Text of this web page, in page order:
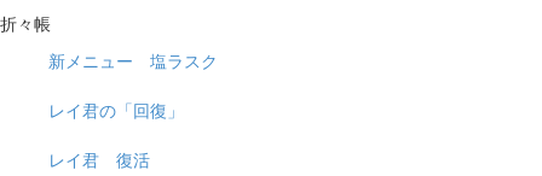
折々帳
新メニュー 塩ラスク
レイ君の「回復」
レイ君 復活